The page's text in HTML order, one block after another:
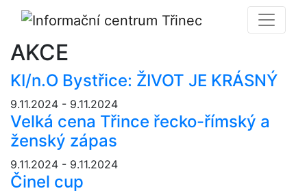
AKCE
KI/n.O Bystřice: ŽIVOT JE KRÁSNÝ
9.11.2024 - 9.11.2024
Velká cena Třince řecko-římský a
ženský zápas
9.11.2024 - 9.11.2024
Činel cup